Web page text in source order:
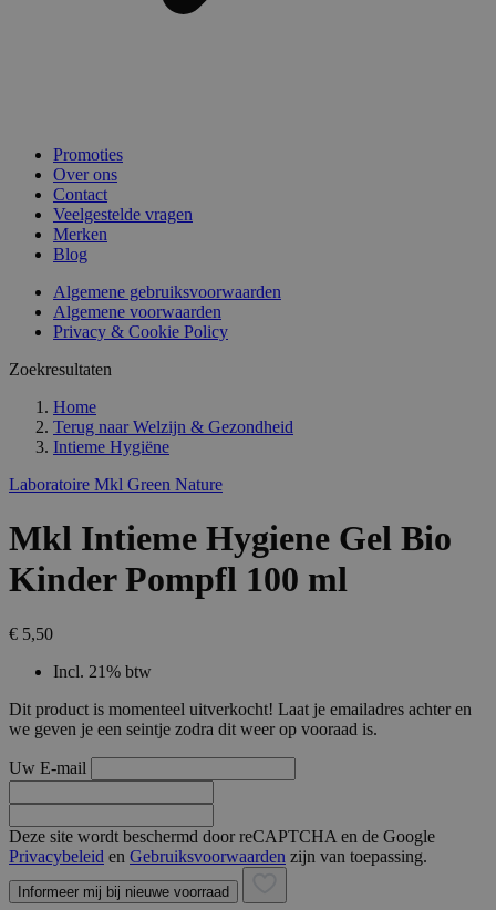
Promoties
Over ons
Contact
Veelgestelde vragen
Merken
Blog
Algemene gebruiksvoorwaarden
Algemene voorwaarden
Privacy & Cookie Policy
Zoekresultaten
Home
Terug naar Welzijn & Gezondheid
Intieme Hygiëne
Laboratoire Mkl Green Nature
Mkl Intieme Hygiene Gel Bio
Kinder Pompfl 100 ml
€ 5,50
Incl. 21% btw
Dit product is momenteel uitverkocht! Laat je emailadres achter en
we geven je een seintje zodra dit weer op vooraad is.
Uw E-mail
Deze site wordt beschermd door reCAPTCHA en de Google
Privacybeleid en Gebruiksvoorwaarden zijn van toepassing.
Informeer mij bij nieuwe voorraad